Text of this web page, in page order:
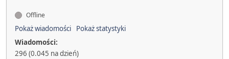
Offline
Pokaż wiadomości
Pokaż statystyki
Wiadomości:
296 (0.045 na dzień)